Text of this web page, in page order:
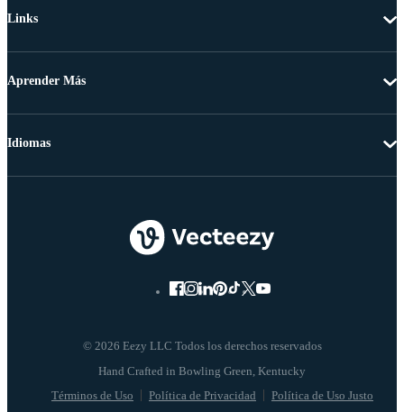
Links
Aprender Más
© 2026 Eezy LLC Todos los derechos reservados
Términos de Uso Política de Privacidad Política de Uso Justo
Idiomas